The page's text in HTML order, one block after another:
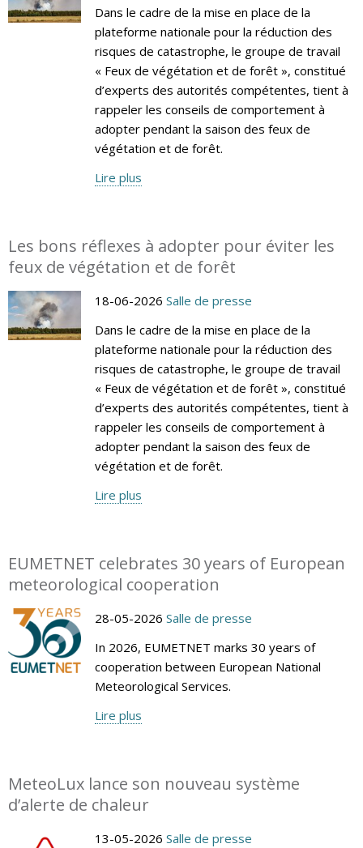
Dans le cadre de la mise en place de la
plateforme nationale pour la réduction des
risques de catastrophe, le groupe de travail
« Feux de végétation et de forêt », constitué
d’experts des autorités compétentes, tient à
rappeler les conseils de comportement à
adopter pendant la saison des feux de
végétation et de forêt.
Lire plus
Les bons réflexes à adopter pour éviter les
feux de végétation et de forêt
18-06-2026 Salle de presse
Dans le cadre de la mise en place de la
plateforme nationale pour la réduction des
risques de catastrophe, le groupe de travail
« Feux de végétation et de forêt », constitué
d’experts des autorités compétentes, tient à
rappeler les conseils de comportement à
adopter pendant la saison des feux de
végétation et de forêt.
Lire plus
EUMETNET celebrates 30 years of European
meteorological cooperation
28-05-2026 Salle de presse
In 2026, EUMETNET marks 30 years of
cooperation between European National
Meteorological Services.
Lire plus
MeteoLux lance son nouveau système
d’alerte de chaleur
13-05-2026 Salle de presse